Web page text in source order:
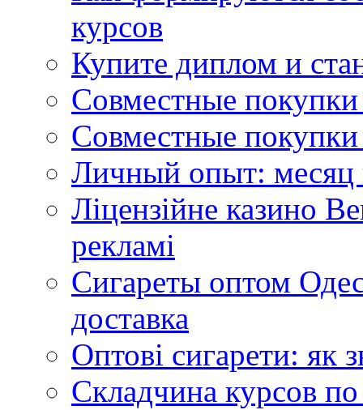
курсов
Купите диплом и
Совместные
Совместные покупки
Личный опыт: месяц
Ліцензійне казино
рекламі
Сигареты оптом
доставка
Оптові сигарети: як
Складчина курсов